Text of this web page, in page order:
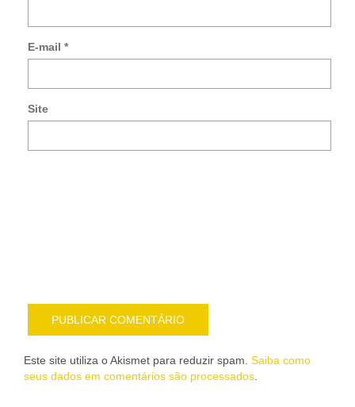
E-mail *
Site
Este site utiliza o Akismet para reduzir spam. Saiba como
seus dados em comentários são processados